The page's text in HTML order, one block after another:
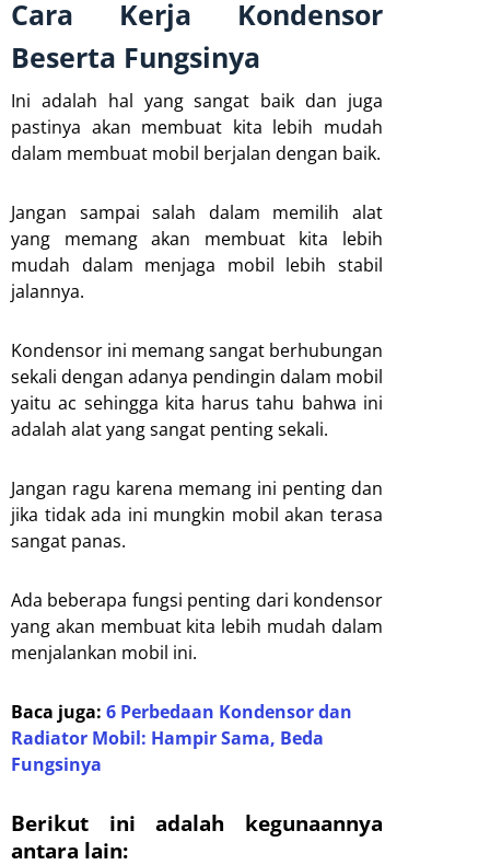
Cara Kerja Kondensor
Beserta Fungsinya
Ini adalah hal yang sangat baik dan juga
pastinya akan membuat kita lebih mudah
dalam membuat mobil berjalan dengan baik.
Jangan sampai salah dalam memilih alat
yang memang akan membuat kita lebih
mudah dalam menjaga mobil lebih stabil
jalannya.
Kondensor ini memang sangat berhubungan
sekali dengan adanya pendingin dalam mobil
yaitu ac sehingga kita harus tahu bahwa ini
adalah alat yang sangat penting sekali.
Jangan ragu karena memang ini penting dan
jika tidak ada ini mungkin mobil akan terasa
sangat panas.
Ada beberapa fungsi penting dari kondensor
yang akan membuat kita lebih mudah dalam
menjalankan mobil ini.
Baca juga: 6 Perbedaan Kondensor dan
Radiator Mobil: Hampir Sama, Beda
Fungsinya
Berikut ini adalah kegunaannya
antara lain: